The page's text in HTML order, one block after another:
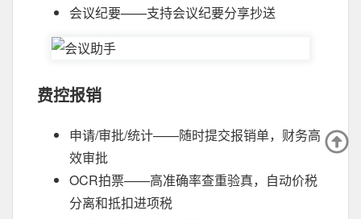
会议纪要——支持会议纪要分享抄送
费控报销
申请/审批/统计——随时提交报销单，财务高
效审批
OCR拍票——高准确率查重验真，自动价税
分离和抵扣进项税